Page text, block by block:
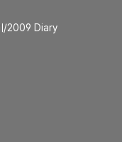
/2009 Diary